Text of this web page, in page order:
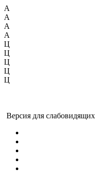
А
А
А
А
Ц
Ц
Ц
Ц
Ц
Версия для слабовидящих